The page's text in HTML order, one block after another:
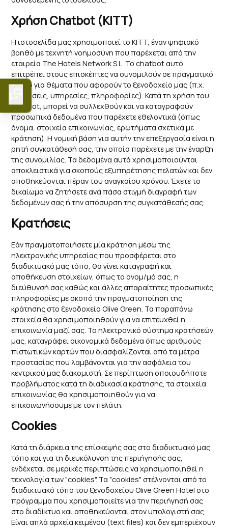
Χρήση Chatbot (KITT)
Η ιστοσελίδα μας χρησιμοποιεί το KITT, έναν ψηφιακό
βοηθό με τεχνητή νοημοσύνη που παρέχεται από την
εταιρεία The Hotels Network S.L. Το chatbot αυτό
επιτρέπει στους επισκέπτες να συνομιλούν σε πραγματικό
χρόνο για θέματα που αφορούν το ξενοδοχείο μας (π.χ.
κρατήσεις, υπηρεσίες, πληροφορίες). Κατά τη χρήση του
chatbot, μπορεί να συλλεχθούν και να καταγραφούν
προσωπικά δεδομένα που παρέχετε εθελοντικά (όπως
όνομα, στοιχεία επικοινωνίας, ερωτήματα σχετικά με
κράτηση). Η νομική βάση για αυτήν την επεξεργασία είναι η
ρητή συγκατάθεσή σας, την οποία παρέχετε με την έναρξη
της συνομιλίας. Τα δεδομένα αυτά χρησιμοποιούνται
αποκλειστικά για σκοπούς εξυπηρέτησης πελατών και δεν
αποθηκεύονται πέραν του αναγκαίου χρόνου. Έχετε το
δικαίωμα να ζητήσετε ανά πάσα στιγμή διαγραφή των
δεδομένων σας ή την απόσυρση της συγκατάθεσής σας.
Κρατήσεις
Εάν πραγματοποιήσετε μία κράτηση μέσω της
ηλεκτρονικής υπηρεσίας που προσφέρεται στο
διαδικτυακό μας τόπο, θα γίνει καταγραφή και
αποθήκευση στοιχείων, όπως το ονομ/μό σας, η
διεύθυνσή σας καθώς και άλλες απαραίτητες προσωπικές
πληροφορίες με σκοπό την πραγματοποίηση της
κράτησης στο ξενοδοχείο Olive Green. Τα παραπάνω
στοιχεία θα χρησιμοποιηθούν για να επιτευχθεί η
επικοινωνία μαζί σας. Το ηλεκτρονικό σύστημα κρατήσεών
μας, καταγράφει οικονομικά δεδομένα όπως αριθμούς
πιστωτικών καρτών που διασφαλίζονται από τα μέτρα
προστασίας που λαμβάνονται για την ασφάλεια του
κεντρικού μας διακομιστή. Σε περίπτωση οποιουδήποτε
προβλήματος κατά τη διαδικασία κράτησης, τα στοιχεία
επικοινωνίας θα χρησιμοποιηθούν για να
επικοινωνήσουμε με τον πελάτη.
Cookies
Κατά τη διάρκεια της επίσκεψής σας στο διαδικτυακό μας
τόπο και για τη διευκόλυνση της περιήγησής σας,
ενδέχεται σε μερικές περιπτώσεις να χρησιμοποιηθεί η
τεχνολογία των "cookies". Τα "cookies" στέλνονται από το
διαδικτυακό τόπο του ξενοδοχείου Olive Green Hotel στο
πρόγραμμα που χρησιμοποιείτε για την περιήγησή σας
στο διαδίκτυο και αποθηκεύονται στον υπολογιστή σας.
Είναι απλά αρχεία κειμένου (text files) και δεν εμπεριέχουν